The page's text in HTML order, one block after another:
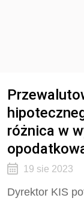
różnica w
19 sie 2023
Dyrektor KIS